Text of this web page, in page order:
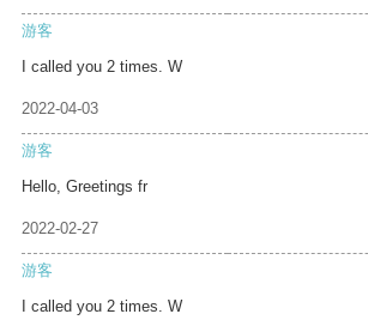
游客
I called you 2 times. W
2022-04-03
游客
Hello, Greetings fr
2022-02-27
游客
I called you 2 times. W